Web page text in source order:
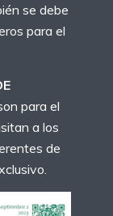
se debe
para el
para el
a los
de